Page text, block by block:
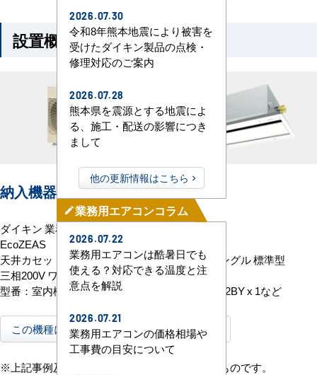
設置概要
納入機器
ダイキン 業務用エアコン
EcoZEAS
天井カセット2方向 エコダブルフロー 4馬力 シングル 標準型
三相200V ワイヤードリモコン
型番：室内機 FHGP112FB x 1 室外機 RZRP112BY x 1など
この機種に関する商品紹介ページはこちら
※上記事例及びご採用機種は2023年9月現在のものです。
2026.07.30
令和8年熊本地震により被害を
受けたダイキン製品の点検・
修理対応のご案内
2026.07.28
熊本県を震源とする地震によ
る、施工・配送の影響につき
まして
他の更新情報はこちら
mode_edit業務用エアコンコラム
2026.07.22
業務用エアコンは酷暑日でも
使える？対応できる温度と注
意点を解説
2026.07.21
業務用エアコンの価格相場や
工事費の目安について